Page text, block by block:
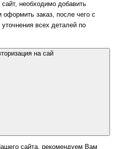
необходимо добавить
оформить заказ, после чего с
всех деталей по
на сай
сайта, рекомендуем Вам